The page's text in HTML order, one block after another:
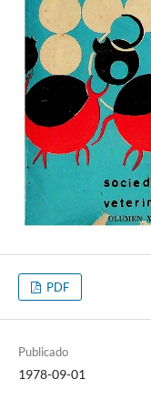
PDF
Publicado
1978-09-01